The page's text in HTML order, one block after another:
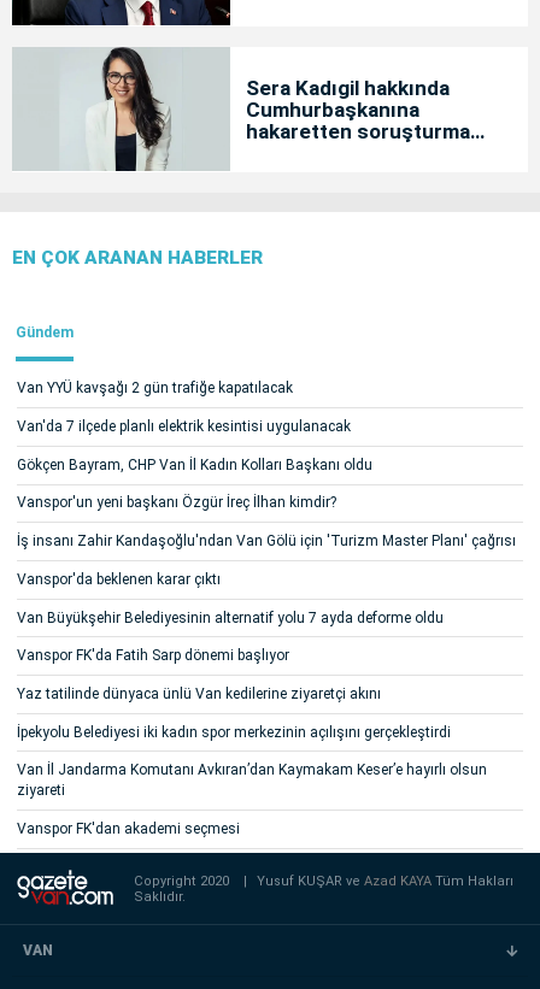
Sera Kadıgil hakkında
Cumhurbaşkanına
hakaretten soruşturma
EN ÇOK ARANAN HABERLER
Gündem
Van YYÜ kavşağı 2 gün trafiğe kapatılacak
Van'da 7 ilçede planlı elektrik kesintisi uygulanacak
Gökçen Bayram, CHP Van İl Kadın Kolları Başkanı oldu
Vanspor'un yeni başkanı Özgür İreç İlhan kimdir?
İş insanı Zahir Kandaşoğlu'ndan Van Gölü için 'Turizm Master Planı' çağrısı
Vanspor'da beklenen karar çıktı
Van Büyükşehir Belediyesinin alternatif yolu 7 ayda deforme oldu
Vanspor FK'da Fatih Sarp dönemi başlıyor
Yaz tatilinde dünyaca ünlü Van kedilerine ziyaretçi akını
İpekyolu Belediyesi iki kadın spor merkezinin açılışını gerçekleştirdi
Van İl Jandarma Komutanı Avkıran’dan Kaymakam Keser’e hayırlı olsun
ziyareti
Vanspor FK'dan akademi seçmesi
Copyright 2020 | Yusuf KUŞAR veAzad KAYATüm Hakları
Saklıdır.
VAN